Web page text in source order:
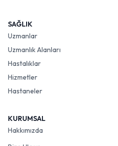
SAĞLIK
Uzmanlar
Uzmanlık Alanları
Hastalıklar
Hizmetler
Hastaneler
KURUMSAL
Hakkımızda